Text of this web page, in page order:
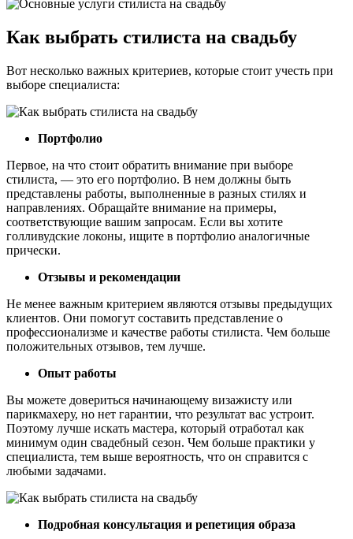
Как выбрать стилиста на свадьбу
Вот несколько важных критериев, которые стоит учесть при
выборе специалиста:
Портфолио
Первое, на что стоит обратить внимание при выборе
стилиста, — это его портфолио. В нем должны быть
представлены работы, выполненные в разных стилях и
направлениях. Обращайте внимание на примеры,
соответствующие вашим запросам. Если вы хотите
голливудские локоны, ищите в портфолио аналогичные
прически.
Отзывы и рекомендации
Не менее важным критерием являются отзывы предыдущих
клиентов. Они помогут составить представление о
профессионализме и качестве работы стилиста. Чем больше
положительных отзывов, тем лучше.
Опыт работы
Вы можете довериться начинающему визажисту или
парикмахеру, но нет гарантии, что результат вас устроит.
Поэтому лучше искать мастера, который отработал как
минимум один свадебный сезон. Чем больше практики у
специалиста, тем выше вероятность, что он справится с
любыми задачами.
Подробная консультация и репетиция образа